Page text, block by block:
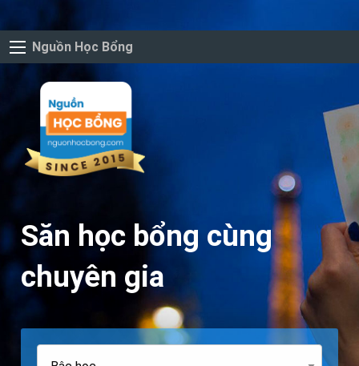
Nguồn Học Bổng
Săn học bổng cùng
chuyên gia